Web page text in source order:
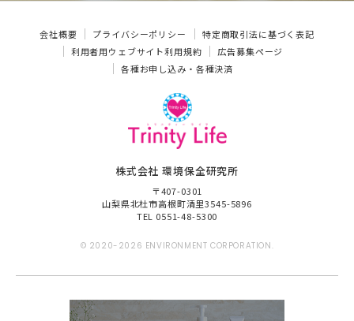
会社概要 プライバシーポリシー
特定商取引法に基づく表記
利用者用ウェブサイト利用規約
広告募集ページ
各種お申し込み・各種決済
株式会社 環境保全研究所
〒407-0301
山梨県北杜市高根町清里3545-5896
TEL 0551-48-5300
© 2020-2026 ENVIRONMENT CORPORATION.